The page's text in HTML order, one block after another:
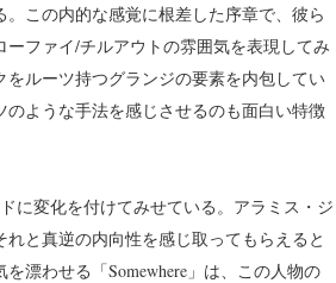
この内的な感覚に根差した序章で、彼ら
ファイ/チルアウトの雰囲気を表現してみ
ルーツ持つグランジの要素を内包してい
ような手法を感じさせるのも面白い特徴
に変化を付けてみせている。アラミス・ジ
と真逆の内向性を感じ取ってもらえると
漂わせる「Somewhere」は、この人物の